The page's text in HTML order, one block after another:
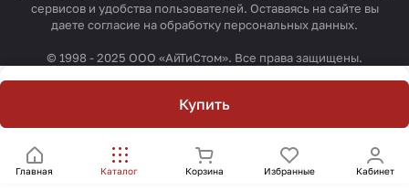
Купить
Главная Каталог Корзина Избранные Кабинет
сервисов и удобства пользователей. Оставаясь на сайте вы
даете согласие на обработку персональных данных.
© 1998 - 2025 ООО «АйТиСтом». Все права защищены.